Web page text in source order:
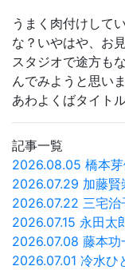
うまく肉付けして
な？いやはや、お
スタジオで途方も
んでみようと思いま
あわよくばタイト
記事一覧
2026.08.05 橋本
2026.07.29 加藤賢
2026.07.22 三宅治
2026.07.15 永田太
2026.07.08 藤
2026.07.01 冷水